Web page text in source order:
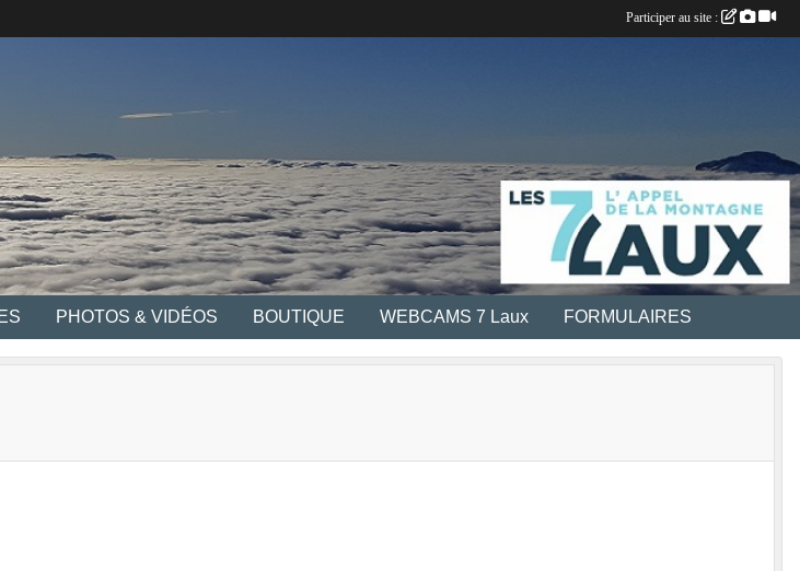
PHOTOS & VIDÉOS BOUTIQUE WEBCAMS 7 Laux FORMULAIRES
Participer au site :